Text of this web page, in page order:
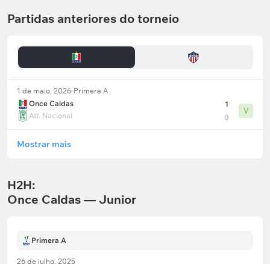
Partidas anteriores do torneio
1 de maio, 2026 Primera A
Once Caldas
Atl. Nacional
1
0
V
Mostrar mais
H2H:
Once Caldas — Junior
Primera A
26 de julho, 2025